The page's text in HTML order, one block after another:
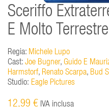
Sceriffo
E Molto
Regia: Michele Lupo
Cast: Joe Bugner, Guido E
Harmstorf, Renato Scarpa, Bud
Studio: Eagle Pictures
12,99 € IVA inclusa